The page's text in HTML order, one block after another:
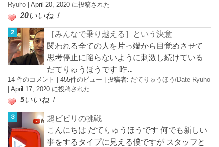
Ryuho |April 20, 2020 に投稿された
20いいね！
［みんなで乗り越える］という決意
関われる全ての人を片っ端から目覚めさせて
思考停止に陥らないように刺激し続けている
だてりゅうほうです 昨...
14 件のコメント |455件のビュー |投稿者: だてりゅうほう/Date Ryuho
|April 17, 2020 に投稿された
5いいね！
超ビビリの挑戦
こんにちは だてりゅうほうです 何でも新しい
事をするタイプに見える僕ですが スタッフと